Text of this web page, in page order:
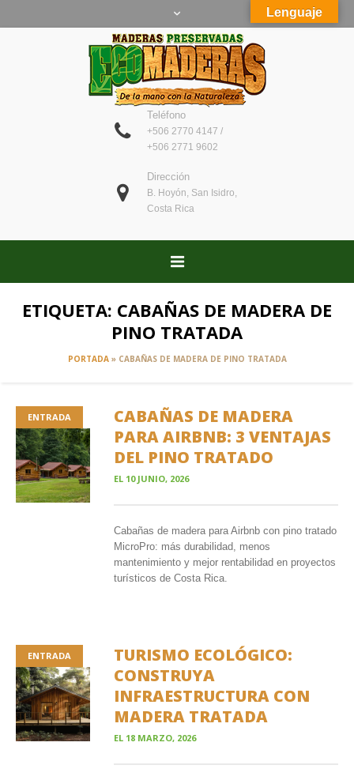
Teléfono
+506 2770 4147 /
+506 2771 9602
Dirección
B. Hoyón, San Isidro,
Costa Rica
ETIQUETA: CABAÑAS DE MADERA DE
PINO TRATADA
PORTADA» CABAÑAS DE MADERA DE PINO TRATADA
ENTRADA
CABAÑAS DE MADERA
PARA AIRBNB: 3 VENTAJAS
DEL PINO TRATADO
EL 10 JUNIO, 2026
Cabañas de madera para Airbnb con pino tratado
MicroPro: más durabilidad, menos
mantenimiento y mejor rentabilidad en proyectos
turísticos de Costa Rica.
ENTRADA
TURISMO ECOLÓGICO:
CONSTRUYA
INFRAESTRUCTURA CON
MADERA TRATADA
EL 18 MARZO, 2026
Lenguaje